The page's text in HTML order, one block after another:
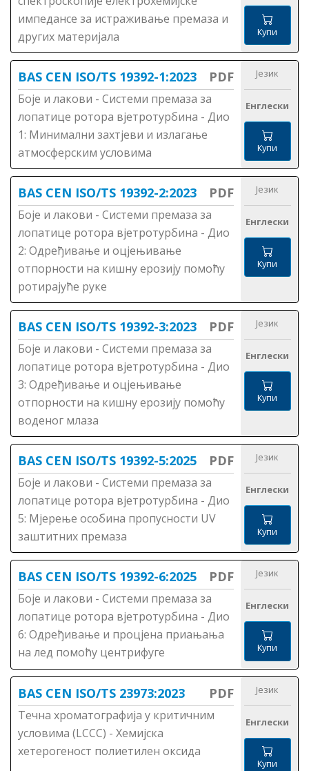
импедансе за истраживање премаза и
других материјала
Купи
BAS CEN ISO/TS 19392-1:2023 PDF
Боје и лакови - Системи премаза за
лопатице ротора вјетротурбина - Дио
1: Минимални захтјеви и излагање
атмосферским условима
Језик
Енглески
Купи
BAS CEN ISO/TS 19392-2:2023 PDF
Боје и лакови - Системи премаза за
лопатице ротора вјетротурбина - Дио
2: Одређивање и оцјењивање
отпорности на кишну ерозију помоћу
ротирајуће руке
Језик
Енглески
Купи
BAS CEN ISO/TS 19392-3:2023 PDF
Боје и лакови - Системи премаза за
лопатице ротора вјетротурбина - Дио
3: Одређивање и оцјењивање
отпорности на кишну ерозију помоћу
воденог млаза
Језик
Енглески
Купи
BAS CEN ISO/TS 19392-5:2025 PDF
Боје и лакови - Системи премаза за
лопатице ротора вјетротурбина - Дио
5: Мјерење особина пропусности UV
заштитних премаза
Језик
Енглески
Купи
BAS CEN ISO/TS 19392-6:2025 PDF
Боје и лакови - Системи премаза за
лопатице ротора вјетротурбина - Дио
6: Одређивање и процјена приањања
на лед помоћу центрифуге
Језик
Енглески
Купи
BAS CEN ISO/TS 23973:2023 PDF
Течна хроматографија у критичним
условима (LCCC) - Хемијска
хетерогеност полиетилен оксида
Језик
Енглески
Купи